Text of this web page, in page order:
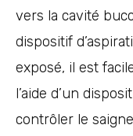
vers la cavité
dispositif
exposé, il est
l’aide d’un
contrôler le